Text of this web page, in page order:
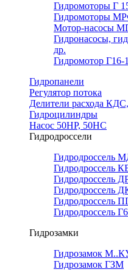
Гидромоторы Г
Гидромоторы
Мотор-насосы
Гидронасосы,
др.
Гидромотор Г16-1
Гидропанели
Регулятор потока
Делители расхода
Гидроцилиндры
Насос 50НР, 50НС
Гидродроссели
Гидродроссель
Гидродроссель
Гидродроссель
Гидродроссель
Гидродроссель
Гидродроссель
Гидрозамки
Гидрозамок
Гидрозамок ГЗМ